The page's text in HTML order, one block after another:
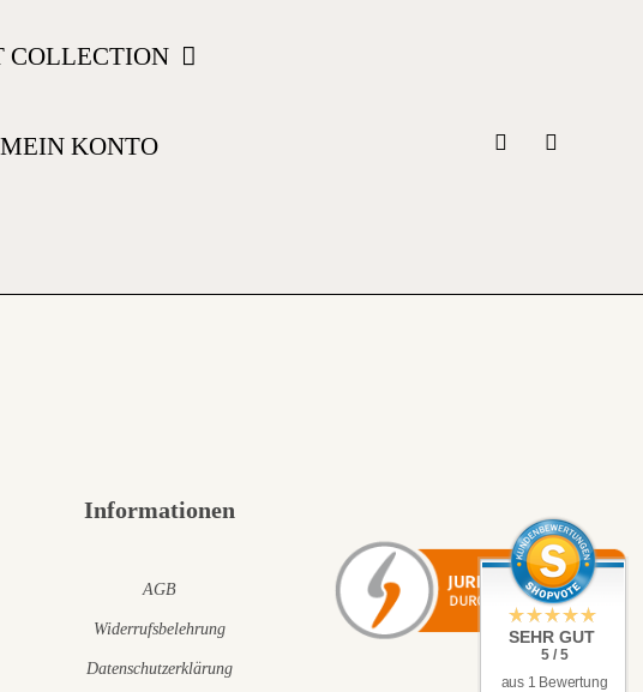
COLLECTION
MEIN KONTO
Informationen
AGB
Widerrufsbelehrung
Datenschutzerklärung
SEHR GUT
5 / 5
aus 1 Bewertung